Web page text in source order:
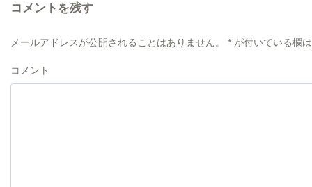
コメントを残す
メールアドレスが公開されることはありません。 * が付いている欄
コメント